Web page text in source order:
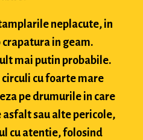
neplacute, in
in geam.
mai putin probabile.
cu foarte mare
pe drumurile in care
sau alte pericole,
cu atentie, folosind